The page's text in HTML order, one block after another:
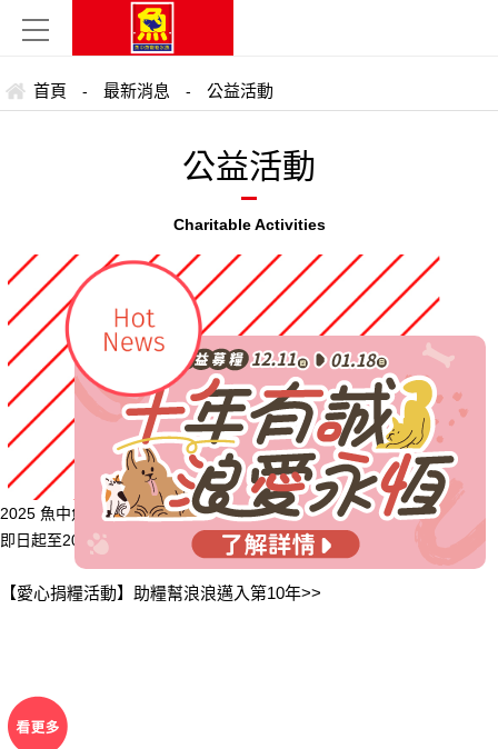
首頁 - 最新消息 - 公益活動
公益活動
Charitable Activities
2025 魚中魚 【十年有誠・浪愛永恆❤️】
即日起至2026/1/18，全台魚中魚門市皆可認捐~
【愛心捐糧活動】助糧幫浪浪邁入第10年>>